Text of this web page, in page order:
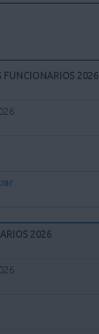
FUNCIONARIOS 2026
2026